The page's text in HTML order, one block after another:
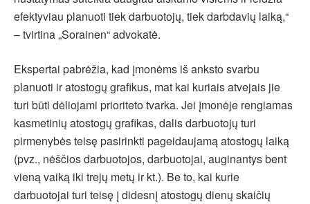
efektyviau planuoti tiek darbuotojų, tiek darbdavių laiką,“
– tvirtina „Sorainen“ advokatė.
Ekspertai pabrėžia, kad įmonėms iš anksto svarbu
planuoti ir atostogų grafikus, mat kai kuriais atvejais jie
turi būti dėliojami prioriteto tvarka. Jei įmonėje rengiamas
kasmetinių atostogų grafikas, dalis darbuotojų turi
pirmenybės teisę pasirinkti pageidaujamą atostogų laiką
(pvz., nėščios darbuotojos, darbuotojai, auginantys bent
vieną vaiką iki trejų metų ir kt.). Be to, kai kurie
darbuotojai turi teisę į didesnį atostogų dienų skaičių